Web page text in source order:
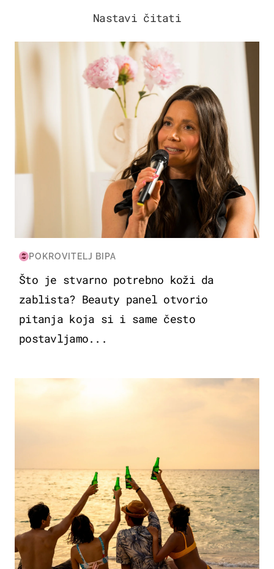
Nastavi čitati
MODA & LJEPOTA
POKROVITELJ BIPA
Što je stvarno potrebno koži da
zablista? Beauty panel otvorio
pitanja koja si i same često
postavljamo...